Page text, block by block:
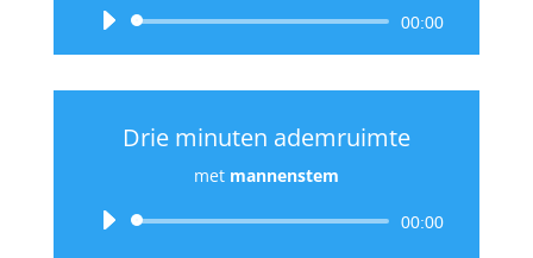
Audiospeler 00:00
Drie minuten ademruimte
met mannenstem
Audiospeler 00:00